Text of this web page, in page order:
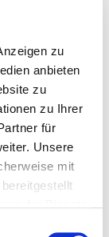
zu
anbieten
zu
zu Ihrer
für
Unsere
mit